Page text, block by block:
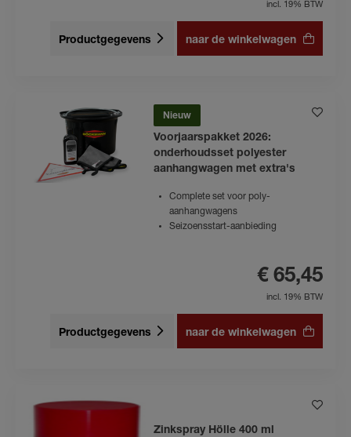
incl. 19% BTW
Productgegevens naar de winkelwagen
Nieuw
Voorjaarspakket 2026:
onderhoudsset polyester
aanhangwagen met extra's
Complete set voor poly-
aanhangwagens
Seizoensstart-aanbieding
€ 65,45
incl. 19% BTW
Productgegevens naar de winkelwagen
Zinkspray Hölle 400 ml